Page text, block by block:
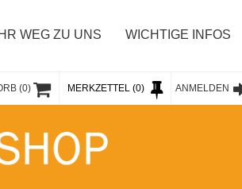
IHR WEG ZU UNS WICHTIGE INFOS
(0) MERKZETTEL (0) ANMELDEN